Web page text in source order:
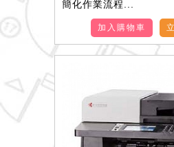
簡化作業流程...
加入購物車